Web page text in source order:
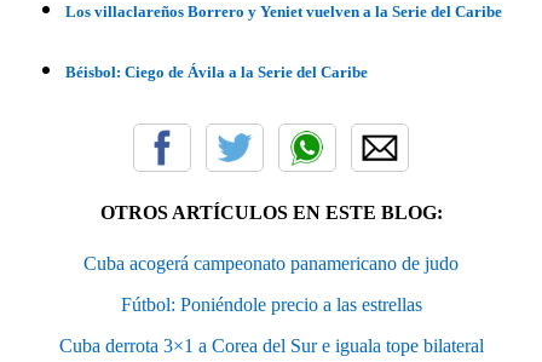
Los villaclareños Borrero y Yeniet vuelven a la Serie del Caribe
Béisbol: Ciego de Ávila a la Serie del Caribe
OTROS ARTÍCULOS EN ESTE BLOG:
Cuba acogerá campeonato panamericano de judo
Fútbol: Poniéndole precio a las estrellas
Cuba derrota 3×1 a Corea del Sur e iguala tope bilateral